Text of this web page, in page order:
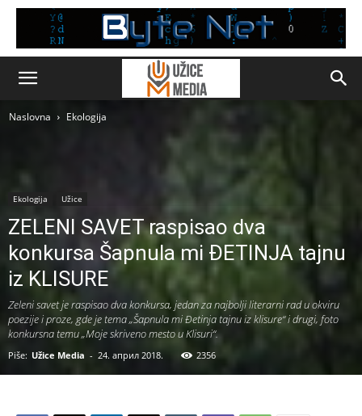
Naslovna Ekologija
Ekologija Užice
ZELENI SAVET raspisao dva
konkursa Šapnula mi ĐETINJA tajnu
iz KLISURE
Zeleni savet je raspisao dva konkursa, jedan za najbolji literarni rad u okviru
poezije i proze, gde je tema „Šapnula mi Đetinja tajnu iz klisure“ i drugi, foto
konkursna temu „Moje skriveno mesto u Klisuri“.
Piše: Užice Media - 24. април 2018. 2356